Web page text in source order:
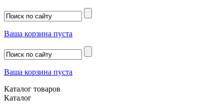
Ваша корзина пуста
Ваша корзина пуста
Каталог товаров
Каталог